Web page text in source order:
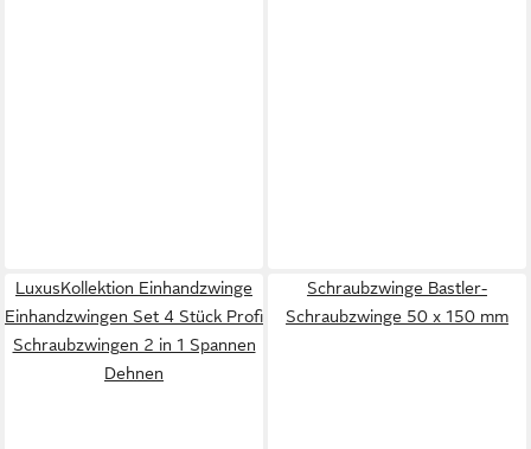
LuxusKollektion Einhandzwinge
Einhandzwingen Set 4 Stück Profi
Schraubzwingen 2 in 1 Spannen
Dehnen
Schraubzwinge Bastler-
Schraubzwinge 50 x 150 mm